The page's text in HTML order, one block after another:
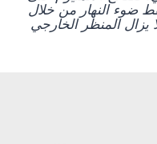
ضوء النهار من خلال
يزال المنظر الخارجي